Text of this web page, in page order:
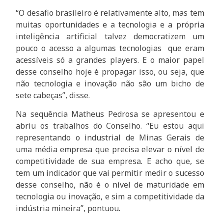
“O desafio brasileiro é relativamente alto, mas tem
muitas oportunidades e a tecnologia e a própria
inteligência artificial talvez democratizem um
pouco o acesso a algumas tecnologias que eram
acessíveis só a grandes players. E o maior papel
desse conselho hoje é propagar isso, ou seja, que
não tecnologia e inovação não são um bicho de
sete cabeças”, disse.
Na sequência Matheus Pedrosa se apresentou e
abriu os trabalhos do Conselho. “Eu estou aqui
representando o industrial de Minas Gerais de
uma média empresa que precisa elevar o nível de
competitividade de sua empresa. E acho que, se
tem um indicador que vai permitir medir o sucesso
desse conselho, não é o nível de maturidade em
tecnologia ou inovação, e sim a competitividade da
indústria mineira”, pontuou.